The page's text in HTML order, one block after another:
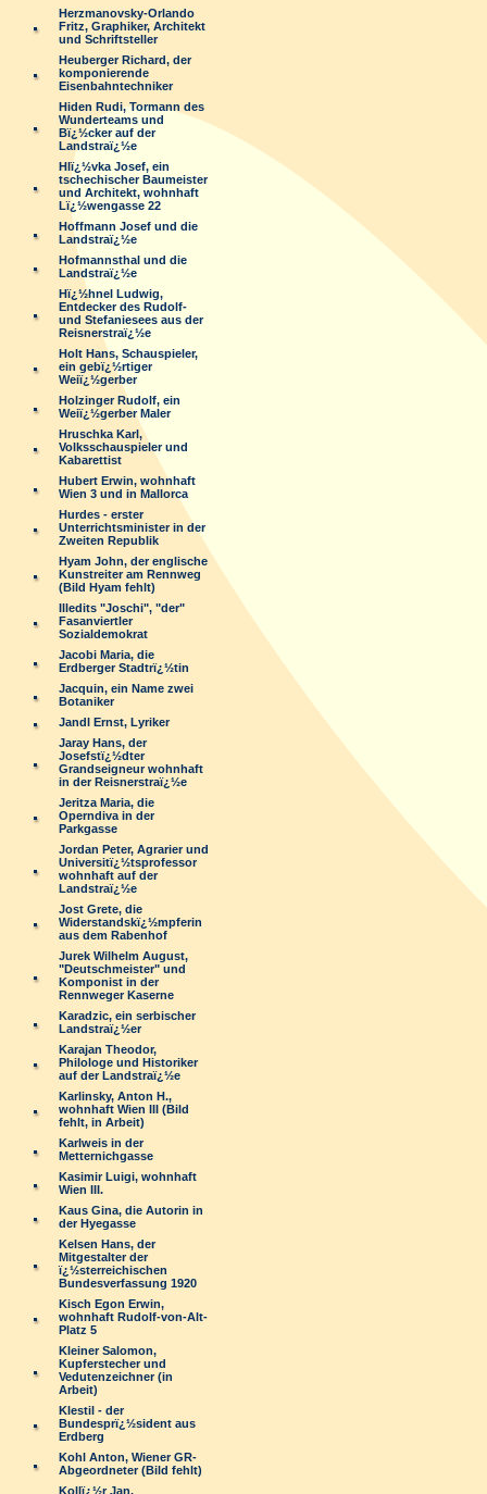
Herzmanovsky-Orlando
Fritz, Graphiker, Architekt
und Schriftsteller
Heuberger Richard, der
komponierende
Eisenbahntechniker
Hiden Rudi, Tormann des
Wunderteams und
Bï¿½cker auf der
Landstraï¿½e
Hlï¿½vka Josef, ein
tschechischer Baumeister
und Architekt, wohnhaft
Lï¿½wengasse 22
Hoffmann Josef und die
Landstraï¿½e
Hofmannsthal und die
Landstraï¿½e
Hï¿½hnel Ludwig,
Entdecker des Rudolf-
und Stefaniesees aus der
Reisnerstraï¿½e
Holt Hans, Schauspieler,
ein gebï¿½rtiger
Weiï¿½gerber
Holzinger Rudolf, ein
Weiï¿½gerber Maler
Hruschka Karl,
Volksschauspieler und
Kabarettist
Hubert Erwin, wohnhaft
Wien 3 und in Mallorca
Hurdes - erster
Unterrichtsminister in der
Zweiten Republik
Hyam John, der englische
Kunstreiter am Rennweg
(Bild Hyam fehlt)
Illedits "Joschi", "der"
Fasanviertler
Sozialdemokrat
Jacobi Maria, die
Erdberger Stadtrï¿½tin
Jacquin, ein Name zwei
Botaniker
Jandl Ernst, Lyriker
Jaray Hans, der
Josefstï¿½dter
Grandseigneur wohnhaft
in der Reisnerstraï¿½e
Jeritza Maria, die
Operndiva in der
Parkgasse
Jordan Peter, Agrarier und
Universitï¿½tsprofessor
wohnhaft auf der
Landstraï¿½e
Jost Grete, die
Widerstandskï¿½mpferin
aus dem Rabenhof
Jurek Wilhelm August,
"Deutschmeister" und
Komponist in der
Rennweger Kaserne
Karadzic, ein serbischer
Landstraï¿½er
Karajan Theodor,
Philologe und Historiker
auf der Landstraï¿½e
Karlinsky, Anton H.,
wohnhaft Wien III (Bild
fehlt, in Arbeit)
Karlweis in der
Metternichgasse
Kasimir Luigi, wohnhaft
Wien III.
Kaus Gina, die Autorin in
der Hyegasse
Kelsen Hans, der
Mitgestalter der
ï¿½sterreichischen
Bundesverfassung 1920
Kisch Egon Erwin,
wohnhaft Rudolf-von-Alt-
Platz 5
Kleiner Salomon,
Kupferstecher und
Vedutenzeichner (in
Arbeit)
Klestil - der
Bundesprï¿½sident aus
Erdberg
Kohl Anton, Wiener GR-
Abgeordneter (Bild fehlt)
Kollï¿½r Jan,